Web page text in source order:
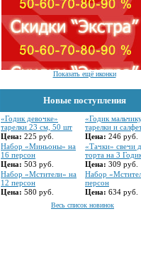
Показать ещё иконки
Новые поступления
«Годик девочке»
тарелки 23 см, 50 шт
Цена: 225 руб.
«Годик
тарелки и
Цена: 246 руб.
Набор «Миньоны» на
16 персон
Цена: 503 руб.
«Тачки» свечи
торта на 3
Цена: 309 руб.
Набор «Мстители» на
12 персон
Цена: 580 руб.
Набор
персон
Цена: 634 руб.
Весь список новинок